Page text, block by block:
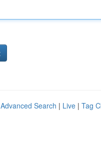
Advanced Search | Live | Tag